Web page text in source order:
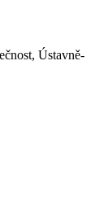
Ústavně-